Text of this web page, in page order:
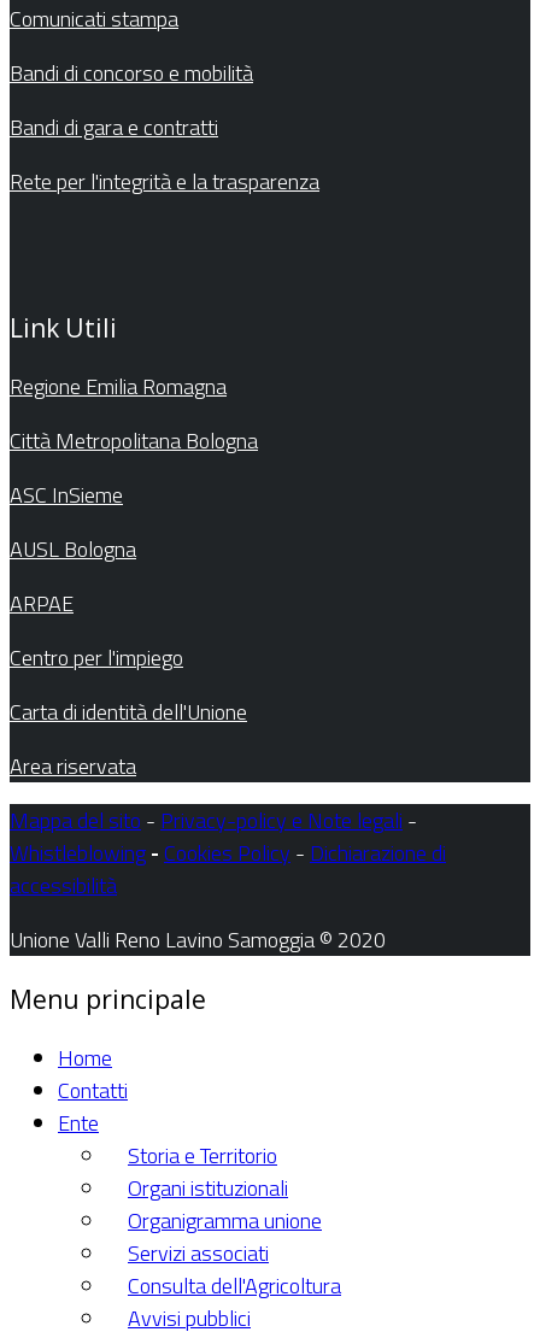
Comunicati stampa
Bandi di concorso e mobilità
Bandi di gara e contratti
Rete per l'integrità e la trasparenza
Link Utili
Regione Emilia Romagna
Città Metropolitana Bologna
ASC InSieme
AUSL Bologna
ARPAE
Centro per l'impiego
Carta di identità dell'Unione
Area riservata
Mappa del sito - Privacy-policy e Note legali -
Whistleblowing-Cookies Policy - Dichiarazione di
accessibilità
Unione Valli Reno Lavino Samoggia © 2020
Menu principale
Home
Contatti
Ente
Storia e Territorio
Organi istituzionali
Organigramma unione
Servizi associati
Consulta dell'Agricoltura
Avvisi pubblici